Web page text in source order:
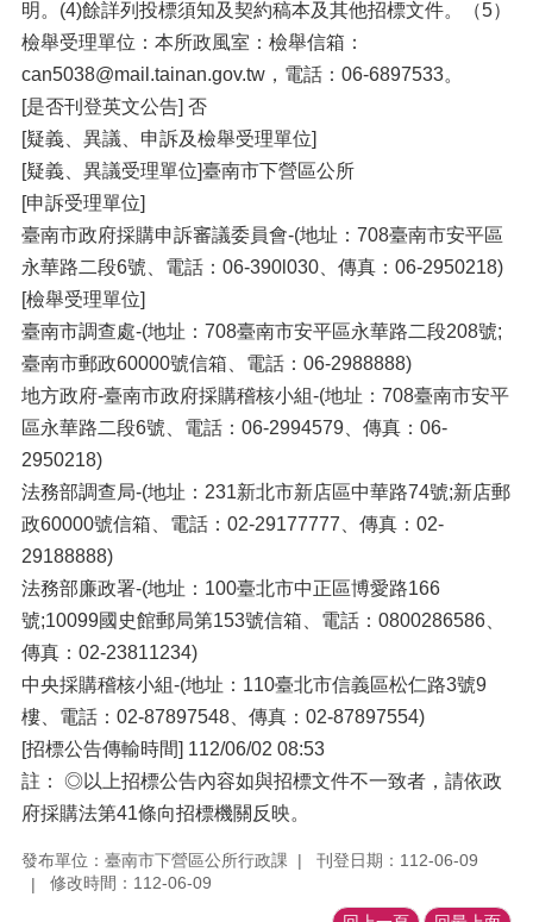
明。(4)餘詳列投標須知及契約稿本及其他招標文件。（5）
檢舉受理單位：本所政風室：檢舉信箱：
can5038@mail.tainan.gov.tw，電話：06-6897533。
[是否刊登英文公告] 否
[疑義、異議、申訴及檢舉受理單位]
[疑義、異議受理單位]臺南市下營區公所
[申訴受理單位]
臺南市政府採購申訴審議委員會-(地址：708臺南市安平區
永華路二段6號、電話：06-390l030、傳真：06-2950218)
[檢舉受理單位]
臺南市調查處-(地址：708臺南市安平區永華路二段208號;
臺南市郵政60000號信箱、電話：06-2988888)
地方政府-臺南市政府採購稽核小組-(地址：708臺南市安平
區永華路二段6號、電話：06-2994579、傳真：06-
2950218)
法務部調查局-(地址：231新北市新店區中華路74號;新店郵
政60000號信箱、電話：02-29177777、傳真：02-
29188888)
法務部廉政署-(地址：100臺北市中正區博愛路166
號;10099國史館郵局第153號信箱、電話：0800286586、
傳真：02-23811234)
中央採購稽核小組-(地址：110臺北市信義區松仁路3號9
樓、電話：02-87897548、傳真：02-87897554)
[招標公告傳輸時間] 112/06/02 08:53
註： ◎以上招標公告內容如與招標文件不一致者，請依政
府採購法第41條向招標機關反映。
發布單位：臺南市下營區公所行政課
刊登日期：112-06-09
修改時間：112-06-09